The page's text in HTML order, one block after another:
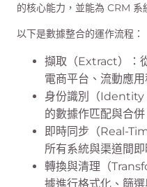
的核心能力，並能為 CRM 系
以下是數據整合的運作流程：
擷取（Extract）：
電商平台、流動應
身份識別（
的數據作匹配與合
即時同步（Real-
所有系統與渠道間即
轉換與清理（
據進行格式化、篩